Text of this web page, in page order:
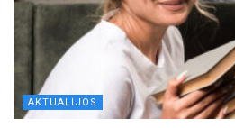
AKTUALIJOS